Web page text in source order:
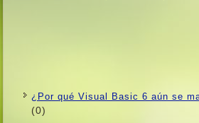
¿Por qué Visual Basic 6 aún se
(0)